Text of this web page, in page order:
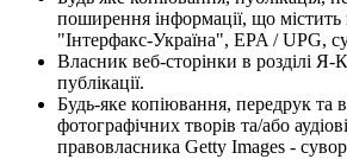
поширення інформації, що
"Інтерфакс-Україна", EPA / UPG,
Власник веб-сторінки в розділі Я-
публікації.
Будь-яке копіювання, передрук та
фотографічних творів та/або
правовласника Getty Images -